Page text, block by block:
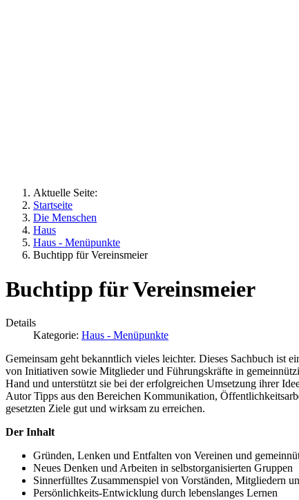
Aktuelle Seite:
Startseite
Die Menschen
Haus
Haus - Menüpunkte
Buchtipp für Vereinsmeier
Buchtipp für Vereinsmeier
Details
Kategorie: Haus - Menüpunkte
Gemeinsam geht bekanntlich vieles leichter. Dieses Sachbuch ist
von Initiativen sowie Mitglieder und Führungskräfte in
Hand und unterstützt sie bei der erfolgreichen Umsetzung ihrer
Autor Tipps aus den Bereichen Kommunikation,
gesetzten Ziele gut und wirksam zu erreichen.
Der Inhalt
Gründen, Lenken und Entfalten von Vereinen und
Neues Denken und Arbeiten in selbstorganisierten Gruppen
Sinnerfülltes Zusammenspiel von Vorständen, Mitgliedern
Persönlichkeits-Entwicklung durch lebenslanges Lernen